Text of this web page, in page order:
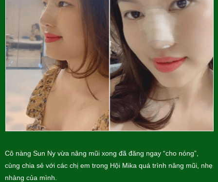
Cô nàng Sun Ny vừa nâng mũi xong đã đăng ngay “cho nóng”,
cùng chia sẻ với các chị em trong Hội Mika quá trình nâng mũi, nhẹ
nhàng của mình.